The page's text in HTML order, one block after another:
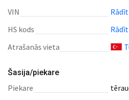
VIN
Rādīt
HS kods
Rādīt
Atrašanās vieta
Šasija/piekare
piekare